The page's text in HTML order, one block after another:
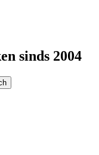
sinds 2004